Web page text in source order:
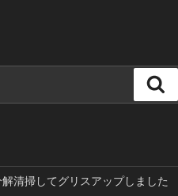
索
清掃してグリスアップしました